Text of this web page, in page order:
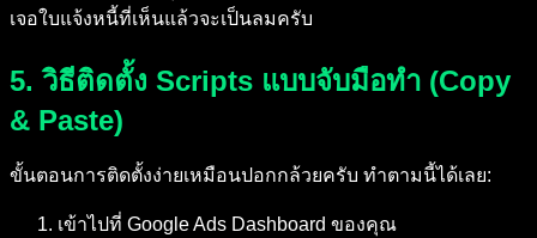
เจอใบแจ้งหนี้ที่เห็นแล้วจะเป็นลมครับ
5. วิธีติดตั้ง Scripts แบบจับมือทำ (Copy
& Paste)
ขั้นตอนการติดตั้งง่ายเหมือนปอกกล้วยครับ ทำตามนี้ได้เลย:
เข้าไปที่ Google Ads Dashboard ของคุณ